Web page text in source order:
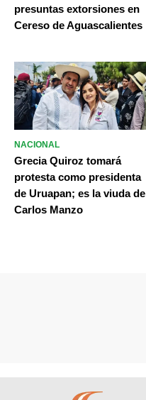
presuntas extorsiones en
Cereso de Aguascalientes
NACIONAL
Grecia Quiroz tomará
protesta como presidenta
de Uruapan; es la viuda de
Carlos Manzo